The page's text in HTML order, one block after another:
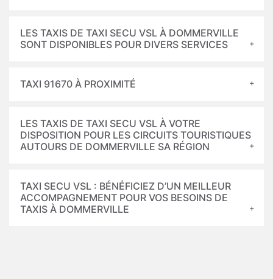
LES TAXIS DE TAXI SECU VSL À DOMMERVILLE
SONT DISPONIBLES POUR DIVERS SERVICES
TAXI 91670 À PROXIMITÉ
LES TAXIS DE TAXI SECU VSL À VOTRE
DISPOSITION POUR LES CIRCUITS TOURISTIQUES
AUTOURS DE DOMMERVILLE SA RÉGION
TAXI SECU VSL : BÉNÉFICIEZ D’UN MEILLEUR
ACCOMPAGNEMENT POUR VOS BESOINS DE
TAXIS À DOMMERVILLE